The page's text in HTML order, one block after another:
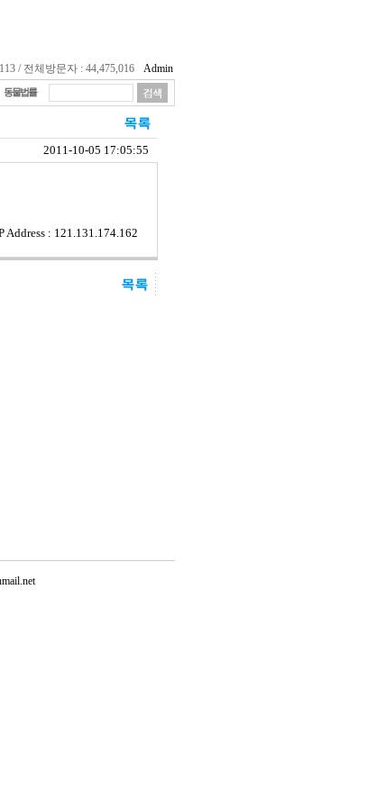
/ 전체방문자 : 44,475,016 Admin
동물법률
2011-10-05 17:05:55
Address : 121.131.174.162